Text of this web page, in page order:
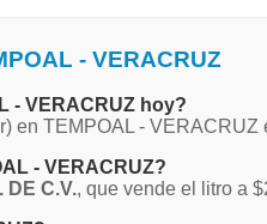
- VERACRUZ
- VERACRUZ hoy?
en TEMPOAL - VERACRUZ
- VERACRUZ?
DE C.V., que vende el litro a